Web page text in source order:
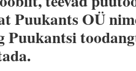
Puukants OÜ